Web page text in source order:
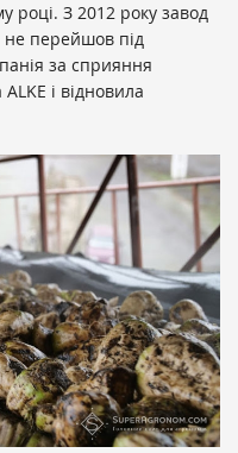
році. З 2012 року завод
не перейшов під
за сприяння
і відновила